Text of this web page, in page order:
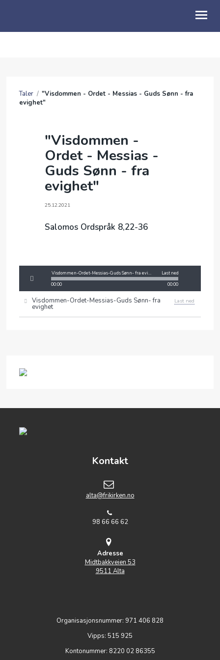
TALER
BE FOR
SOMMERFESTIVAL 2026
ARKIV
Taler / "Visdommen - Ordet - Messias - Guds Sønn - fra
evighet"
"Visdommen -
Ordet - Messias -
Guds Sønn - fra
evighet"
25.12.2021
Salomos Ordspråk 8,22-36
00:00 00:00
Visdommen-Ordet-Messias-Guds Sønn- fra evighet Last ned
Visdommen-Ordet-Messias-Guds Sønn- fra
evighet
Last ned
Kontakt
alta@frikirken.no
98 66 66 62
Adresse
Midtbakkveien 53
9511 Alta
Organisasjonsnummer: 971 406 828
Vipps: 515 925
Kontonummer: 8220 02 86355